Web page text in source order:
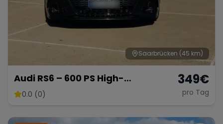
Saarbrücken (45 km)
Audi RS6 – 600 PS High-
Performance Kombi
0.0 (0)
349€
pro Tag